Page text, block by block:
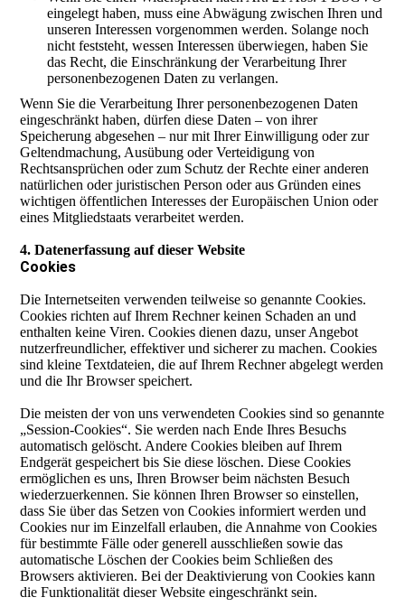
eingelegt haben, muss eine Abwägung zwischen Ihren und
unseren Interessen vorgenommen werden. Solange noch
nicht feststeht, wessen Interessen überwiegen, haben Sie
das Recht, die Einschränkung der Verarbeitung Ihrer
personenbezogenen Daten zu verlangen.
Wenn Sie die Verarbeitung Ihrer personenbezogenen Daten
eingeschränkt haben, dürfen diese Daten – von ihrer
Speicherung abgesehen – nur mit Ihrer Einwilligung oder zur
Geltendmachung, Ausübung oder Verteidigung von
Rechtsansprüchen oder zum Schutz der Rechte einer anderen
natürlichen oder juristischen Person oder aus Gründen eines
wichtigen öffentlichen Interesses der Europäischen Union oder
eines Mitgliedstaats verarbeitet werden.
4. Datenerfassung auf dieser Website
Cookies
Die Internetseiten verwenden teilweise so genannte Cookies.
Cookies richten auf Ihrem Rechner keinen Schaden an und
enthalten keine Viren. Cookies dienen dazu, unser Angebot
nutzerfreundlicher, effektiver und sicherer zu machen. Cookies
sind kleine Textdateien, die auf Ihrem Rechner abgelegt werden
und die Ihr Browser speichert.
Die meisten der von uns verwendeten Cookies sind so genannte
„Session-Cookies“. Sie werden nach Ende Ihres Besuchs
automatisch gelöscht. Andere Cookies bleiben auf Ihrem
Endgerät gespeichert bis Sie diese löschen. Diese Cookies
ermöglichen es uns, Ihren Browser beim nächsten Besuch
wiederzuerkennen. Sie können Ihren Browser so einstellen,
dass Sie über das Setzen von Cookies informiert werden und
Cookies nur im Einzelfall erlauben, die Annahme von Cookies
für bestimmte Fälle oder generell ausschließen sowie das
automatische Löschen der Cookies beim Schließen des
Browsers aktivieren. Bei der Deaktivierung von Cookies kann
die Funktionalität dieser Website eingeschränkt sein.